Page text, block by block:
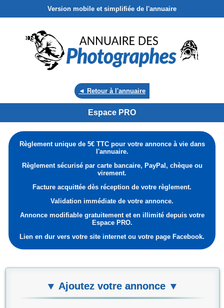
Version mobile et simplifiée de l'annuaire
◄ Retour à l'annuaire
Espace PRO
Règlement unique de 5€ TTC pour votre annonce à vie dans
l'annuaire.
Règlement sécurisé par carte bancaire, PayPal, chèque ou
virement.
Facture acquittée dès réception de votre règlement.
Validation immédiate de votre annonce.
Annonce modifiable gratuitement et en illimité depuis votre
Espace PRO.
Lien en dur vers votre site internet ou votre page Facebook.
▼ Ajoutez votre annonce ▼